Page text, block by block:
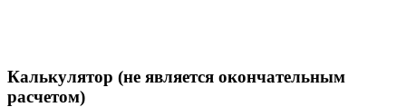
Калькулятор (не является окончательным
расчетом)